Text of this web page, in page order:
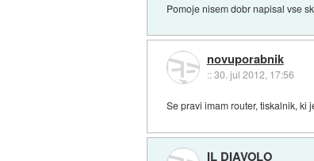
Pomoje nisem dobr napisal vse
novuporabnik
::30. jul 2012, 17:56
Se pravi imam router, tiskalnik,
IL DIAVOLO